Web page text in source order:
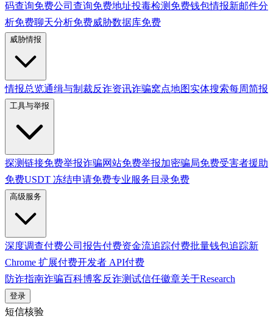
码查询免费公司查询免费地址投毒检测 免费钱包情报新邮件分
析免费聊天分析免费威胁数据库免费
威胁情报
情报总览通缉与制裁反诈资讯诈骗窝点地图实体搜索每周简报
工具与举报
探测链接免费举报诈骗网站免费举报加密骗局免费受害者援助
免费USDT 冻结申请免费专业服务目录免费
高级服务
深度调查付费公司报告付费资金流追踪付费批量钱包追踪新
Chrome 扩展付费开发者 API付费
防诈指南诈骗百科博客反诈测试信任徽章关于Research
登录
短信核验